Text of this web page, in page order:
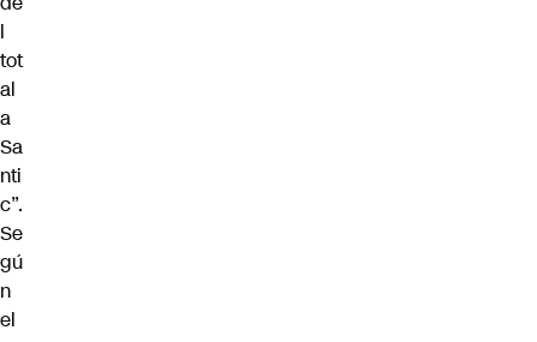
l
tot
al
a
Sa
nti
c”.
Se
gú
n
el